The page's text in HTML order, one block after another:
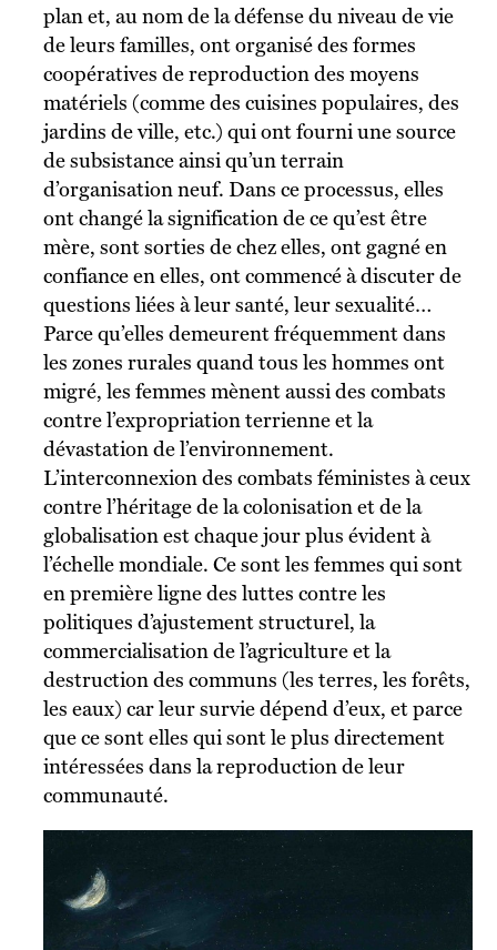
plan et, au nom de la défense du niveau de vie
de leurs familles, ont organisé des formes
coopératives de reproduction des moyens
matériels (comme des cuisines populaires, des
jardins de ville, etc.) qui ont fourni une source
de subsistance ainsi qu’un terrain
d’organisation neuf. Dans ce processus, elles
ont changé la signification de ce qu’est être
mère, sont sorties de chez elles, ont gagné en
confiance en elles, ont commencé à discuter de
questions liées à leur santé, leur sexualité…
Parce qu’elles demeurent fréquemment dans
les zones rurales quand tous les hommes ont
migré, les femmes mènent aussi des combats
contre l’expropriation terrienne et la
dévastation de l’environnement.
L’interconnexion des combats féministes à ceux
contre l’héritage de la colonisation et de la
globalisation est chaque jour plus évident à
l’échelle mondiale. Ce sont les femmes qui sont
en première ligne des luttes contre les
politiques d’ajustement structurel, la
commercialisation de l’agriculture et la
destruction des communs (les terres, les forêts,
les eaux) car leur survie dépend d’eux, et parce
que ce sont elles qui sont le plus directement
intéressées dans la reproduction de leur
communauté.